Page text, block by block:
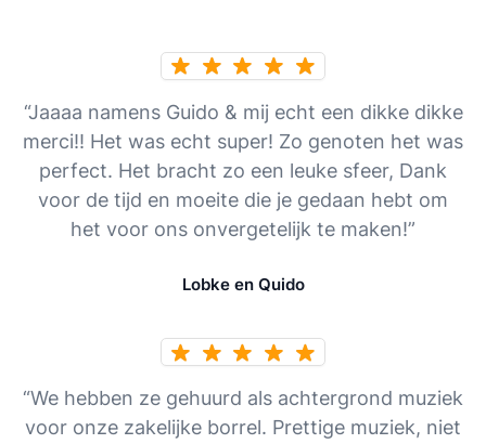
“Jaaaa namens Guido & mij echt een dikke dikke
merci!! Het was echt super! Zo genoten het was
perfect. Het bracht zo een leuke sfeer, Dank
voor de tijd en moeite die je gedaan hebt om
het voor ons onvergetelijk te maken!”
Lobke en Quido
“We hebben ze gehuurd als achtergrond muziek
voor onze zakelijke borrel. Prettige muziek, niet